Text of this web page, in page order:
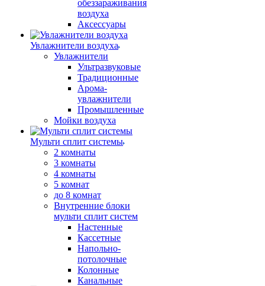
обеззараживания
воздуха
Аксессуары
Увлажнители воздуха
Увлажнители
Ультразвуковые
Традиционные
Арома-
увлажнители
Промышленные
Мойки воздуха
Мульти сплит системы
2 комнаты
3 комнаты
4 комнаты
5 комнат
до 8 комнат
Внутренние блоки
мульти сплит систем
Настенные
Кассетные
Напольно-
потолочные
Колонные
Канальные